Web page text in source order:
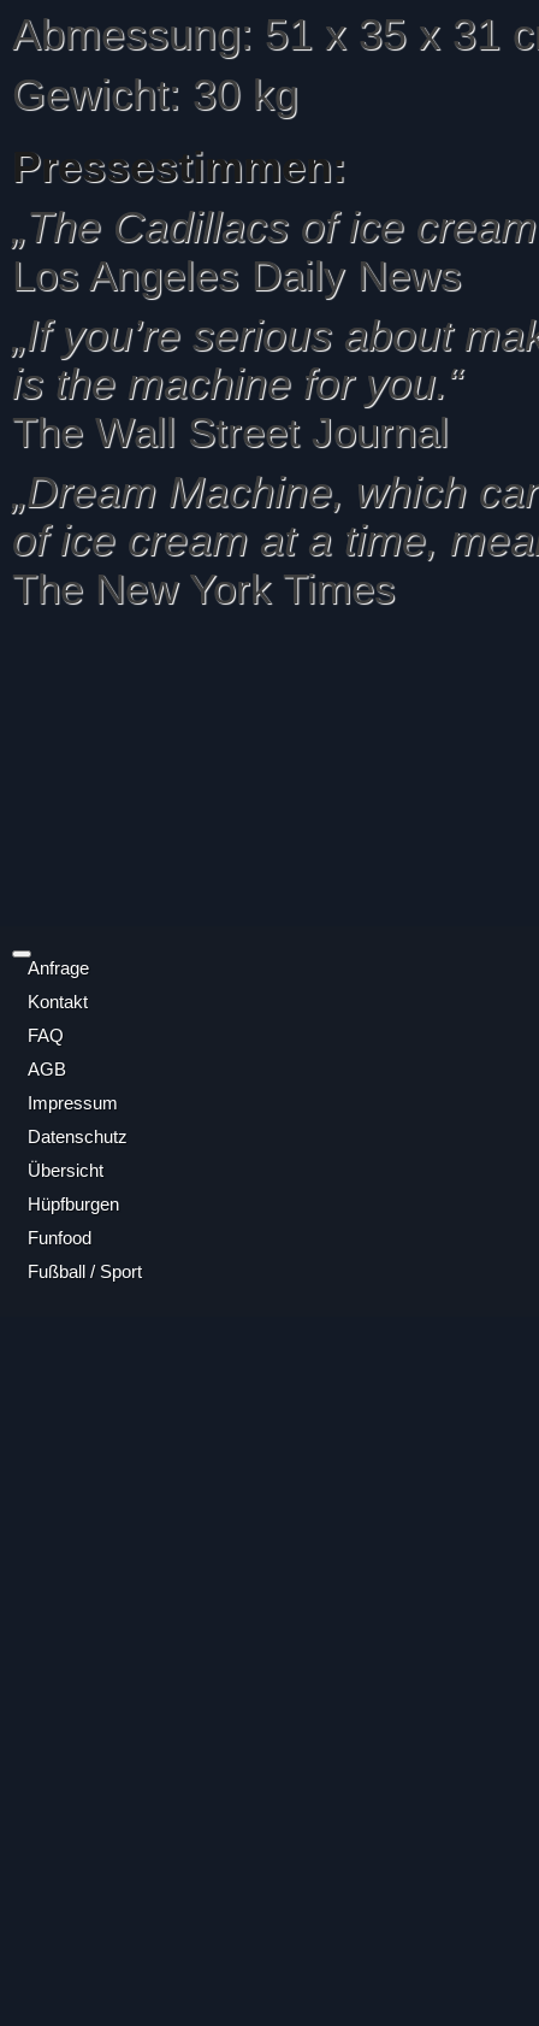
Abmessung: 51 x 35 x 31
Gewicht: 30 kg
Pressestimmen:
„The Cadillacs of ice
Los Angeles Daily News
„If you’re serious about
is the machine for you.“
The Wall Street Journal
„Dream Machine, which
of ice cream at a time,
The New York Times
Anfrage
Kontakt
FAQ
AGB
Impressum
Datenschutz
Übersicht
Hüpfburgen
Funfood
Fußball / Sport